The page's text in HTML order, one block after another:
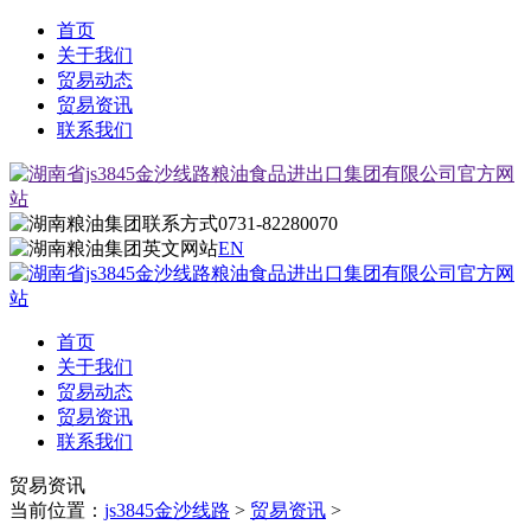
首页
关于我们
贸易动态
贸易资讯
联系我们
0731-82280070
EN
首页
关于我们
贸易动态
贸易资讯
联系我们
贸易资讯
当前位置： js3845金沙线路 > 贸易资讯 >